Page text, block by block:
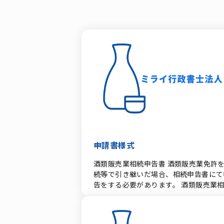
申請書様式
酒類販売業相続申告書 酒類販売業免許を相
続等で引き継いだ場合、相続申告書に
告をする必要があります。 酒類販売業相続
酒類販売業（媒介・代理）事業譲渡申告